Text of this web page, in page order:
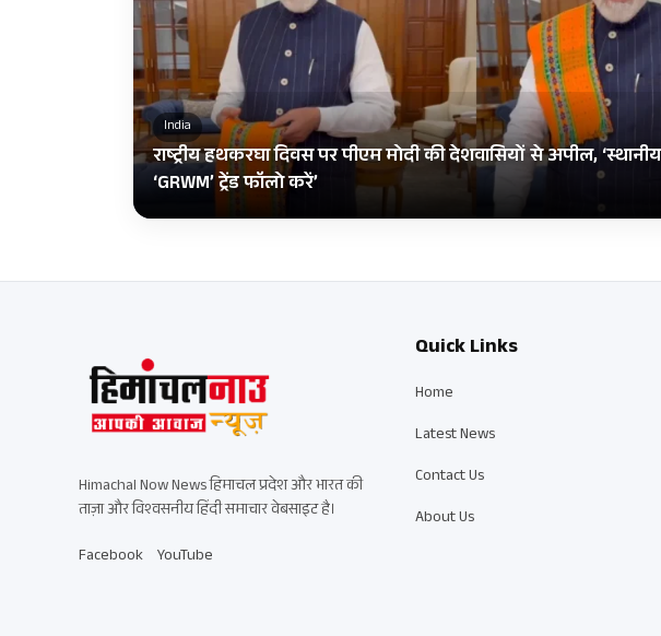
India
राष्ट्रीय हथकरघा दिवस पर पीएम मोदी की देशवासियों से अपील,
‘GRWM’ ट्रेंड फॉलो करें’
Himachal Now News हिमाचल प्रदेश और भारत की
ताज़ा और विश्वसनीय हिंदी समाचार वेबसाइट है।
Facebook YouTube
Quick Links
Home
Latest News
Contact Us
About Us